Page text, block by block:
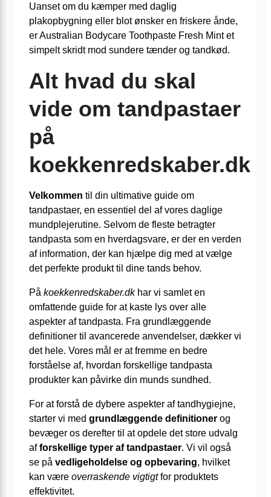
Uanset om du kæmper med daglig
plakopbygning eller blot ønsker en friskere ånde,
er Australian Bodycare Toothpaste Fresh Mint et
simpelt skridt mod sundere tænder og tandkød.
Alt hvad du skal
vide om tandpastaer
på
koekkenredskaber.dk
Velkommen til din ultimative guide om
tandpastaer, en essentiel del af vores daglige
mundplejerutine. Selvom de fleste betragter
tandpasta som en hverdagsvare, er der en verden
af information, der kan hjælpe dig med at vælge
det perfekte produkt til dine tands behov.
På koekkenredskaber.dkhar vi samlet en
omfattende guide for at kaste lys over alle
aspekter af tandpasta. Fra grundlæggende
definitioner til avancerede anvendelser, dækker vi
det hele. Vores mål er at fremme en bedre
forståelse af, hvordan forskellige tandpasta
produkter kan påvirke din munds sundhed.
For at forstå de dybere aspekter af tandhygiejne,
starter vi med grundlæggende definitioner og
bevæger os derefter til at opdele det store udvalg
afforskellige typer af tandpastaer. Vi vil også
se på vedligeholdelse og opbevaring, hvilket
kan være overraskende vigtigtfor produktets
effektivitet.